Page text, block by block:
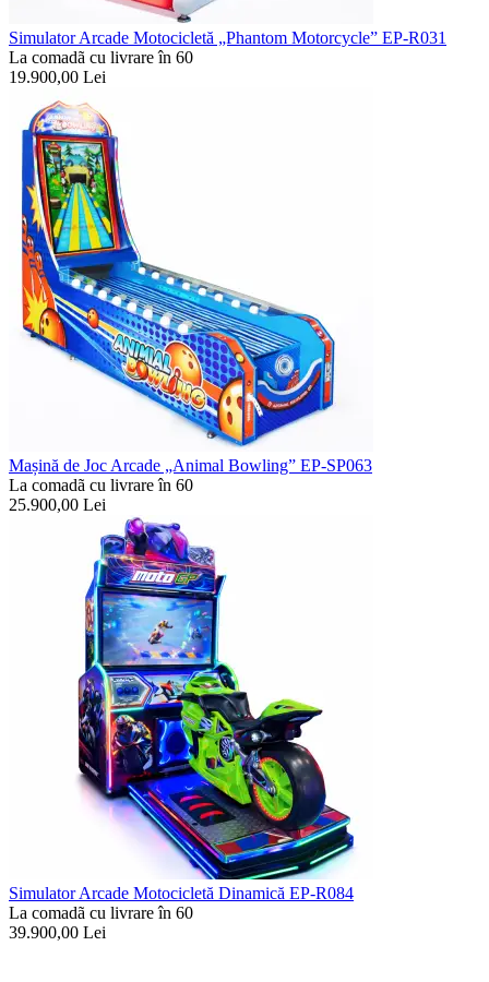
Simulator Arcade Motocicletă „Phantom Motorcycle” EP-R031
La comadã cu livrare în 60
19.900,00 Lei
Mașină de Joc Arcade „Animal Bowling” EP-SP063
La comadã cu livrare în 60
25.900,00 Lei
Simulator Arcade Motocicletă Dinamică EP-R084
La comadã cu livrare în 60
39.900,00 Lei